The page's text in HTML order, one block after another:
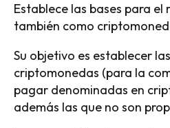
Establece las bases para
también como
Su objetivo es establecer
criptomonedas (para la
pagar denominadas en
además las que no son